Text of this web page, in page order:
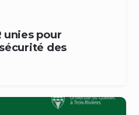
unies pour
des